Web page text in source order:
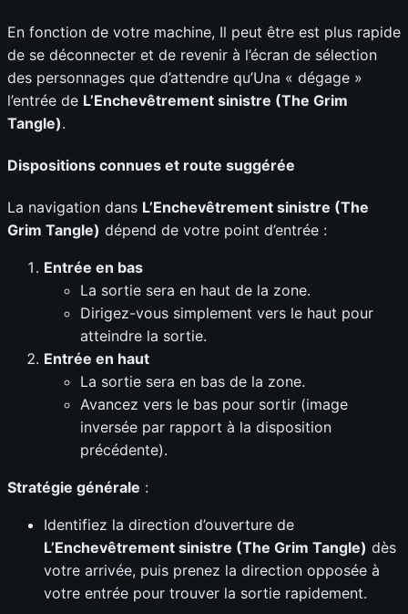
En fonction de votre machine, Il peut être est plus rapide
de se déconnecter et de revenir à l’écran de sélection
des personnages que d’attendre qu’Una « dégage »
l’entrée de L’Enchevêtrement sinistre (The Grim
Tangle).
Dispositions connues et route suggérée
La navigation dans L’Enchevêtrement sinistre (The
Grim Tangle) dépend de votre point d’entrée :
Entrée en bas
La sortie sera en haut de la zone.
Dirigez-vous simplement vers le haut pour
atteindre la sortie.
Entrée en haut
La sortie sera en bas de la zone.
Avancez vers le bas pour sortir (image
inversée par rapport à la disposition
précédente).
Stratégie générale :
Identifiez la direction d’ouverture de
L’Enchevêtrement sinistre (The Grim Tangle) dès
votre arrivée, puis prenez la direction opposée à
votre entrée pour trouver la sortie rapidement.